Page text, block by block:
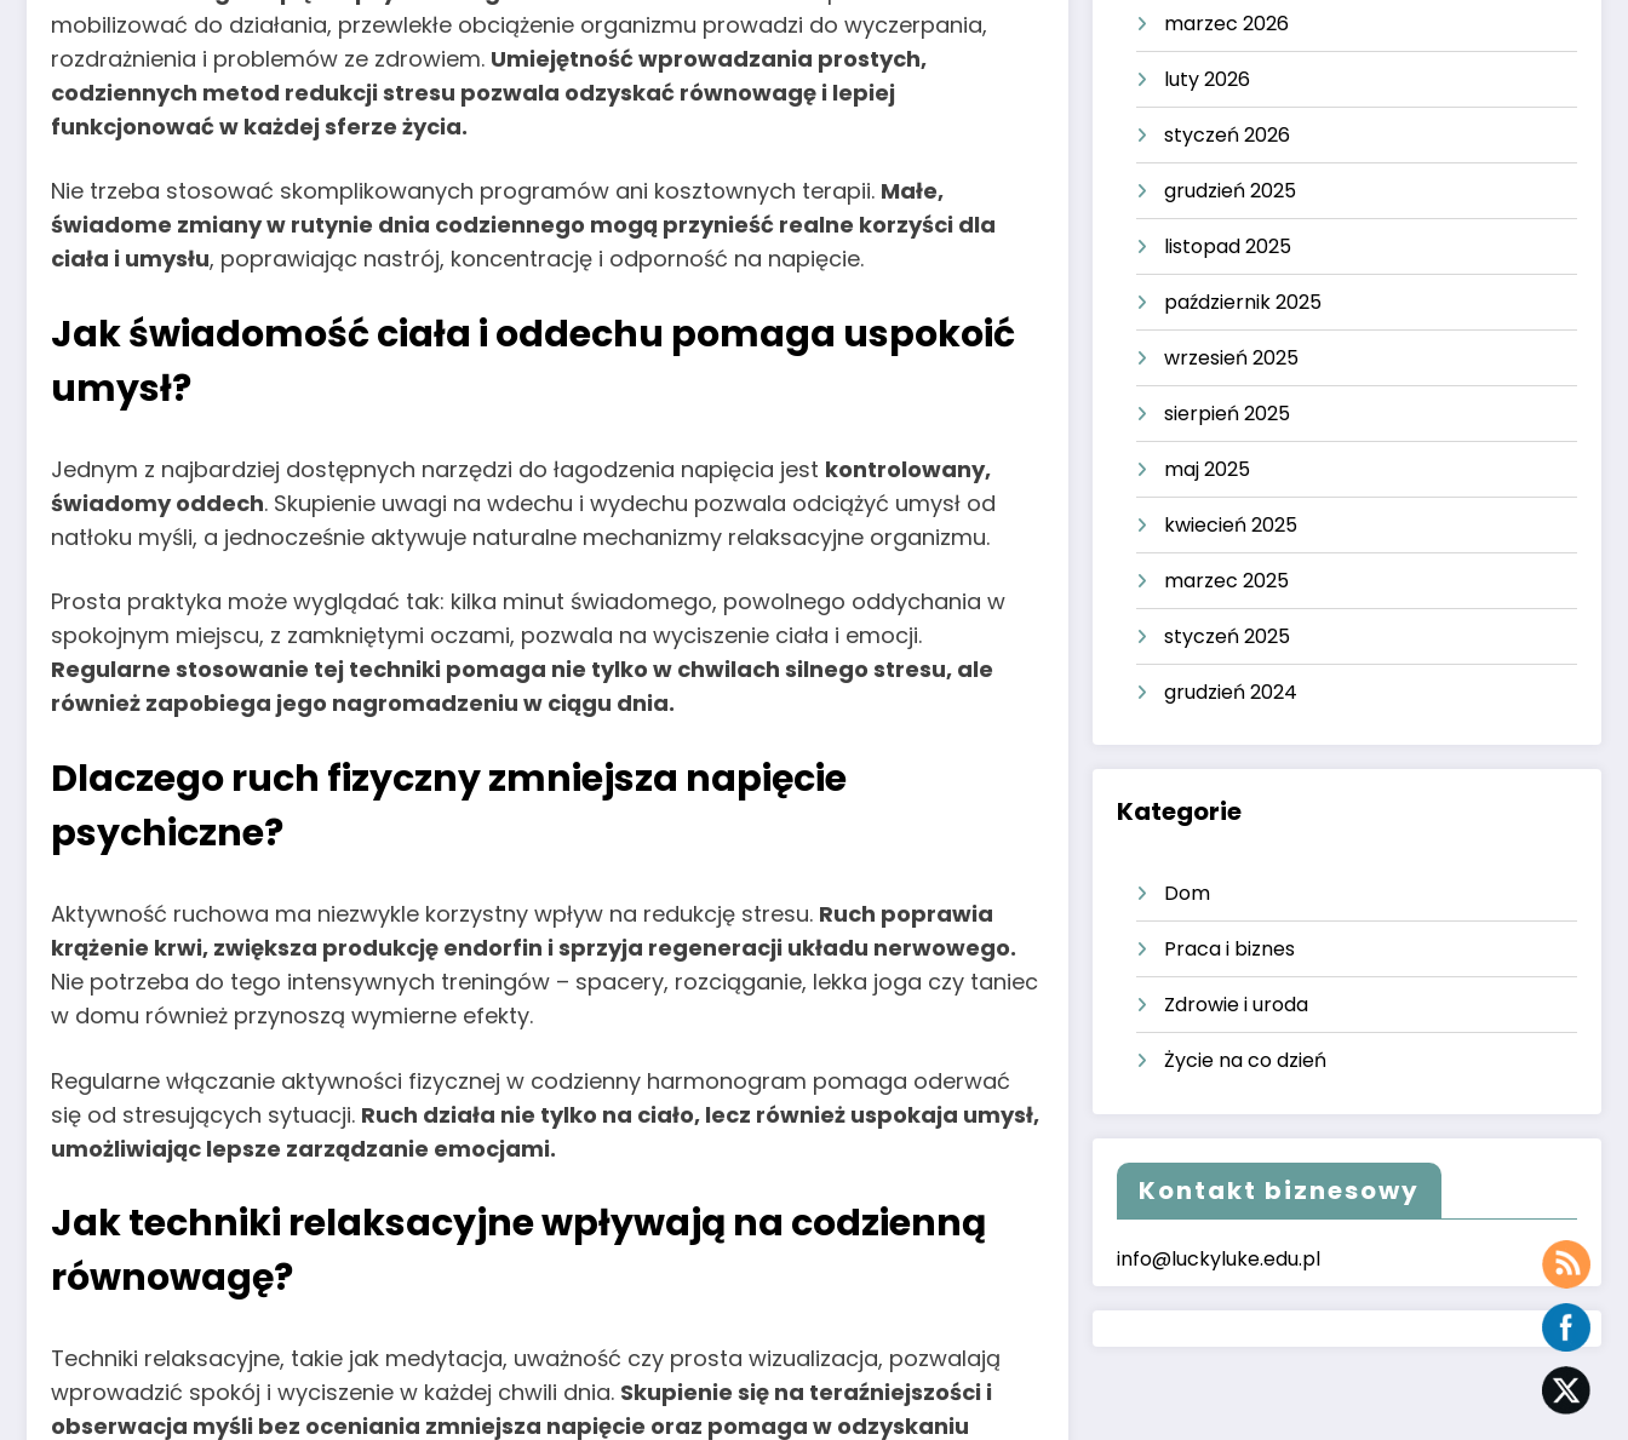
mobilizować do działania, przewlekłe obciążenie organizmu prowadzi do wyczerpania,
rozdrażnienia i problemów ze zdrowiem. Umiejętność wprowadzania prostych,
codziennych metod redukcji stresu pozwala odzyskać równowagę i lepiej
funkcjonować w każdej sferze życia.
Nie trzeba stosować skomplikowanych programów ani kosztownych terapii. Małe,
świadome zmiany w rutynie dnia codziennego mogą przynieść realne korzyści dla
ciała i umysłu, poprawiając nastrój, koncentrację i odporność na napięcie.
Jak świadomość ciała i oddechu pomaga uspokoić
umysł?
Jednym z najbardziej dostępnych narzędzi do łagodzenia napięcia jest kontrolowany,
świadomy oddech. Skupienie uwagi na wdechu i wydechu pozwala odciążyć umysł od
natłoku myśli, a jednocześnie aktywuje naturalne mechanizmy relaksacyjne organizmu.
Prosta praktyka może wyglądać tak: kilka minut świadomego, powolnego oddychania w
spokojnym miejscu, z zamkniętymi oczami, pozwala na wyciszenie ciała i emocji.
Regularne stosowanie tej techniki pomaga nie tylko w chwilach silnego stresu, ale
również zapobiega jego nagromadzeniu w ciągu dnia.
Dlaczego ruch fizyczny zmniejsza napięcie
psychiczne?
Aktywność ruchowa ma niezwykle korzystny wpływ na redukcję stresu. Ruch poprawia
krążenie krwi, zwiększa produkcję endorfin i sprzyja regeneracji układu nerwowego.
Nie potrzeba do tego intensywnych treningów – spacery, rozciąganie, lekka joga czy taniec
w domu również przynoszą wymierne efekty.
Regularne włączanie aktywności fizycznej w codzienny harmonogram pomaga oderwać
się od stresujących sytuacji. Ruch działa nie tylko na ciało, lecz również uspokaja umysł,
umożliwiając lepsze zarządzanie emocjami.
Jak techniki relaksacyjne wpływają na codzienną
równowagę?
Techniki relaksacyjne, takie jak medytacja, uważność czy prosta wizualizacja, pozwalają
wprowadzić spokój i wyciszenie w każdej chwili dnia. Skupienie się na teraźniejszości i
obserwacja myśli bez oceniania zmniejsza napięcie oraz pomaga w odzyskaniu
marzec 2026
luty 2026
styczeń 2026
grudzień 2025
listopad 2025
październik 2025
wrzesień 2025
sierpień 2025
maj 2025
kwiecień 2025
marzec 2025
styczeń 2025
grudzień 2024
Kategorie
Dom
Praca i biznes
Zdrowie i uroda
Życie na co dzień
Kontakt biznesowy
info@luckyluke.edu.pl